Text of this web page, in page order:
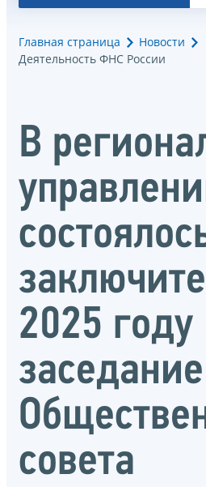
Главная страница
Новости
Деятельность ФНС России
В
2025 году
заседание
совета